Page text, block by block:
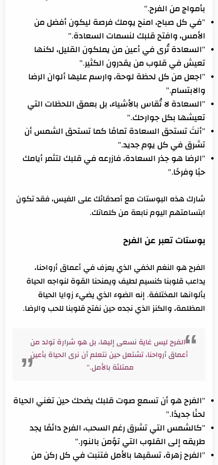
بأمواج من الفرح."
"في كل صباح، امنح يومك فرصة ليكون أفضل من
الأمس، وافتح قلبك لنسمات السعادة."
"السعادة تُرى في أعين من يملكون القليل، لكنها
تعيش في قلوب من يقدرون الكثير."
"اجعل من كل لحظة لوحة، وارسم عليها ألوان الرضا
والابتسام."
"السعادة لا تُقاس بالأشياء، بل بعمق اللحظات التي
تعيشها بكل جوارحك."
"أنتَ تستحق السعادة تمامًا كما تستحق الشمس أن
تشرق في كل يوم جديد."
"الرضا هو جذر السعادة، فازرعه في قلبك لتثمر أيامك
حبًا وفرحًا."
شارك هذه البوستات مع أصدقائك على الفيس، فقد تكون
ابتسامتهم اليوم نابعة من كلماتك.
بوستات تعبر عن الفرح
الفرح هو النغم الخفي الذي يعزف في أعماق أرواحنا،
يداعب قلوبنا كنسيم لطيف ويمنحنا القوة لنواجه الحياة
بألوانها المختلفة. إنه الضوء الذي يضيء زوايا الحياة
المظلمة، والكنز الذي نجده حين نفتح قلوبنا للحب والرضا.
"الفرح ليس غاية نسعى إليها، بل هو شرارة تولد من
أعماق أرواحنا، تشتعل حين نتعلم أن نرى الحياة بأعين
ممتلئة بالأمل."
"الفرح هو أن تسمع صوت قلبك يضحك حين تغني الحياة
لحنًا جديدًا."
"كالشمس التي تشرق رغم السحب، الفرح دائمًا يجد
طريقه إلى القلوب التي تؤمن بالنور."
"الفرح زهرة، تسقيها بالأمل فتنبت في كل ركن من